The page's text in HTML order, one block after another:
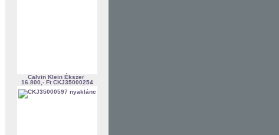
Calvin Klein Ékszer
16.800,- Ft CKJ35000254